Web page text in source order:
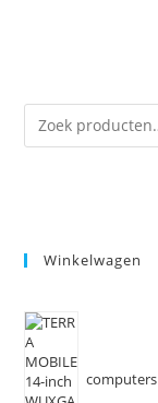
Winkelwagen
computers